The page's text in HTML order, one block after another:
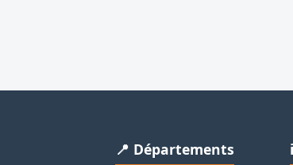
📍 Départements